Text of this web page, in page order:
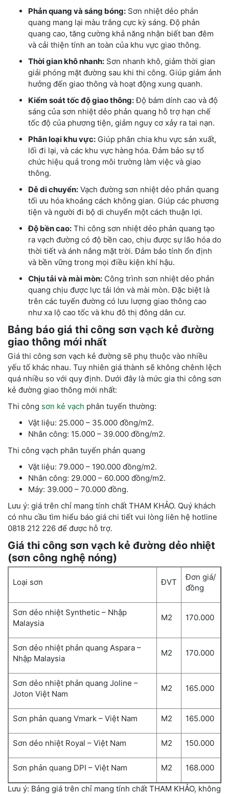
Phản quang và sáng bóng: Sơn nhiệt dẻo phản
quang mang lại màu trắng cực kỳ sáng. Độ phản
quang cao, tăng cường khả năng nhận biết ban đêm
và cải thiện tính an toàn của khu vực giao thông.
Thời gian khô nhanh: Sơn nhanh khô, giảm thời gian
giải phóng mặt đường sau khi thi công. Giúp giảm ảnh
hưởng đến giao thông và hoạt động xung quanh.
Kiểm soát tốc độ giao thông:Độ bám dính cao và độ
sáng của sơn nhiệt dẻo phản quang hỗ trợ hạn chế
tốc độ của phương tiện, giảm nguy cơ xảy ra tai nạn.
Phân loại khu vực: Giúp phân chia khu vực sản xuất,
lối đi lại, và các khu vực hàng hóa. Đảm bảo sự tổ
chức hiệu quả trong môi trường làm việc và giao
thông.
Dễ di chuyển: Vạch đường sơn nhiệt dẻo phản quang
tối ưu hóa khoảng cách không gian. Giúp các phương
tiện và người đi bộ di chuyển một cách thuận lợi.
Độ bền cao: Thi công sơn nhiệt dẻo phản quang tạo
ra vạch đường có độ bền cao, chịu được sự lão hóa do
thời tiết và ánh nắng mặt trời. Đảm bảo tính ổn định
và bền vững trong mọi điều kiện khí hậu.
Chịu tải và mài mòn: Công trình sơn nhiệt dẻo phản
quang chịu được lực tải lớn và mài mòn. Đặc biệt là
trên các tuyến đường có lưu lượng giao thông cao
như xa lộ cao tốc và khu đô thị đông dân cư.
Bảng báo giá thi công sơn vạch kẻ đường
giao thông mới nhất
Giá thi công sơn vạch kẻ đường sẽ phụ thuộc vào nhiều
yếu tố khác nhau. Tuy nhiên giá thành sẽ không chênh lệch
quá nhiều so với quy định. Dưới đây là mức gia thi công sơn
kẻ đường giao thông mới nhất:
Thi công sơn kẻ vạch phân tuyến thường:
Vật liệu: 25.000 – 35.000 đồng/m2.
Nhân công: 15.000 – 39.000 đồng/m2.
Thi công vạch phân tuyến phản quang
Vật liệu: 79.000 – 190.000 đồng/m2.
Nhân công: 29.000 – 60.000 đồng/m2.
Máy: 39.000 – 70.000 đồng.
Lưu ý: giá trên chỉ mang tính chất THAM KHẢO. Quý khách
có nhu cầu tìm hiểu báo giá chi tiết vui lòng liên hệ hotline
0818 212 226 để được hỗ trợ.
Giá thi công sơn vạch kẻ đường dẻo nhiệt
(sơn công nghệ nóng)
Loại sơn ĐVT
Đơn giá/
đồng
Sơn dẻo nhiệt Synthetic – Nhập
Malaysia
M2 170.000
Sơn dẻo nhiệt phản quang Aspara –
Nhập Malaysia
M2 170.000
Sơn dẻo nhiệt phản quang Joline –
Joton Việt Nam
M2 165.000
Sơn phản quang Vmark – Việt Nam M2 165.000
Sơn dẻo nhiệt Royal – Việt Nam M2 150.000
Sơn phản quang DPI – Việt Nam M2 168.000
Lưu ý: Bảng giá trên chỉ mang tính chất THAM KHẢO, không